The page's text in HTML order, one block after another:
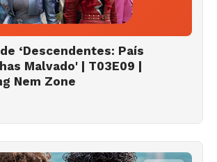
‘Descendentes: País
Malvado' | T03E09 |
Nem Zone